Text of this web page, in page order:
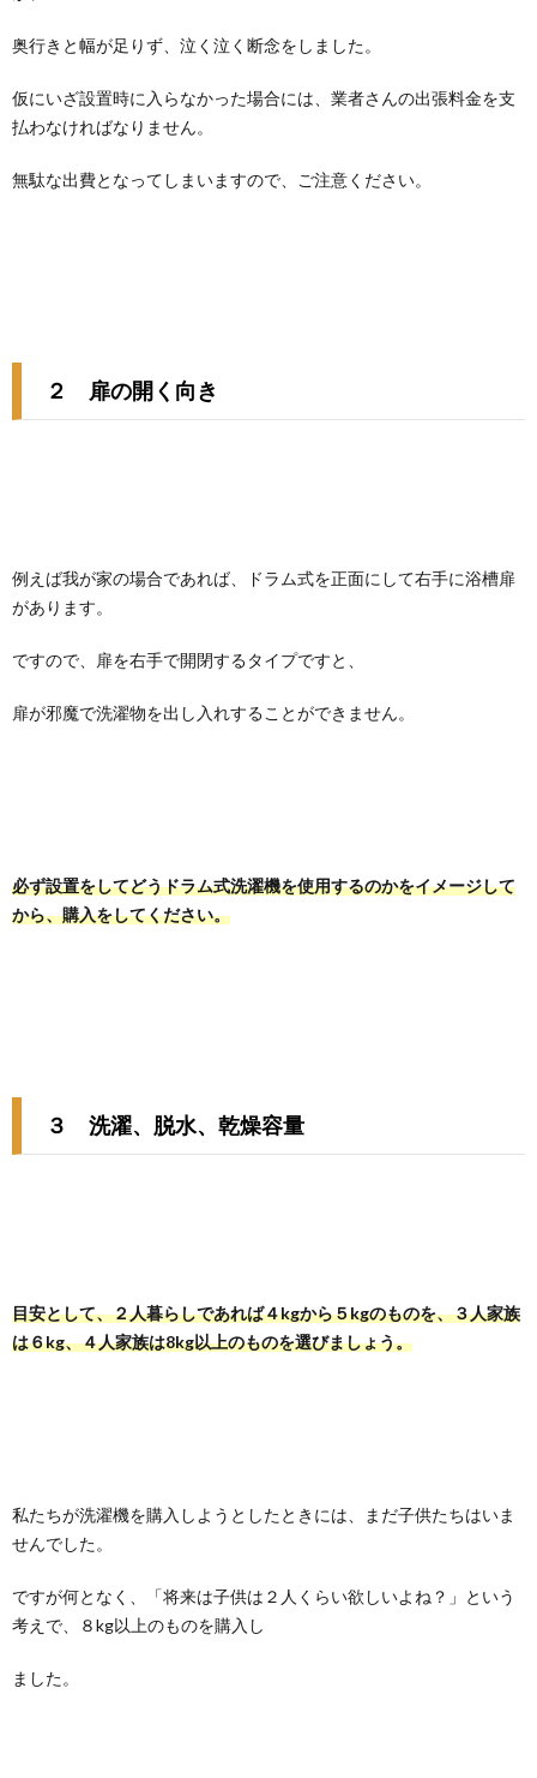
奥行きと幅が足りず、泣く泣く断念をしました。
仮にいざ設置時に入らなかった場合には、業者さんの出張料金を支
払わなければなりません。
無駄な出費となってしまいますので、ご注意ください。
２ 扉の開く向き
例えば我が家の場合であれば、ドラム式を正面にして右手に浴槽扉
があります。
ですので、扉を右手で開閉するタイプですと、
扉が邪魔で洗濯物を出し入れすることができません。
必ず設置をしてどうドラム式洗濯機を使用するのかをイメージして
から、購入をしてください。
３ 洗濯、脱水、乾燥容量
目安として、２人暮らしであれば４kgから５kgのものを、３人家族
は６kg、４人家族は8kg以上のものを選びましょう。
私たちが洗濯機を購入しようとしたときには、まだ子供たちはいま
せんでした。
ですが何となく、「将来は子供は２人くらい欲しいよね？」という
考えで、８kg以上のものを購入し
ました。